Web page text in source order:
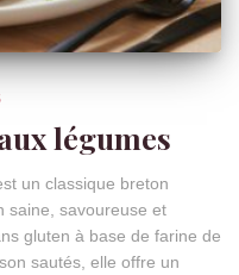
légumes
un classique breton
saine, savoureuse et
gluten à base de farine de
sautés, elle offre un